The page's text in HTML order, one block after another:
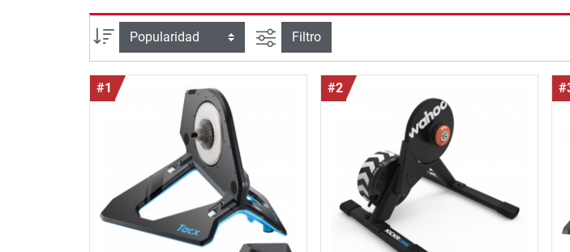
Ordenar por Busqueda avanzada
Filtro
#1 #2